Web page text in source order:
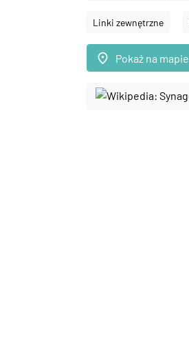
Linki zewnętrzne
place Pokaż na mapie